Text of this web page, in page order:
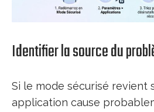
Identifier la source du
Si le mode sécurisé revient
application cause